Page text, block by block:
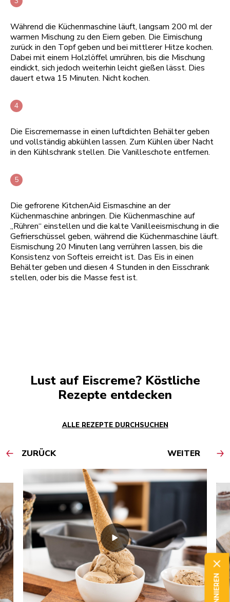
Während die Küchenmaschine läuft, langsam 200 ml der
warmen Mischung zu den Eiern geben. Die Eimischung
zurück in den Topf geben und bei mittlerer Hitze kochen.
Dabei mit einem Holzlöffel umrühren, bis die Mischung
eindickt, sich jedoch weiterhin leicht gießen lässt. Dies
dauert etwa 15 Minuten. Nicht kochen.
Die Eiscrememasse in einen luftdichten Behälter geben
und vollständig abkühlen lassen. Zum Kühlen über Nacht
in den Kühlschrank stellen. Die Vanilleschote entfernen.
Die gefrorene KitchenAid Eismaschine an der
Küchenmaschine anbringen. Die Küchenmaschine auf
„Rühren“ einstellen und die kalte Vanilleeismischung in die
Gefrierschüssel geben, während die Küchenmaschine läuft.
Eismischung 20 Minuten lang verrühren lassen, bis die
Konsistenz von Softeis erreicht ist. Das Eis in einen
Behälter geben und diesen 4 Stunden in den Eisschrank
stellen, oder bis die Masse fest ist.
Lust auf Eiscreme? Köstliche
Rezepte entdecken
ALLE REZEPTE DURCHSUCHEN
ZURÜCK WEITER